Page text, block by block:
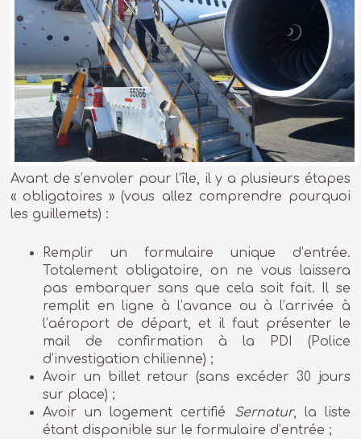
Avant de s’envoler pour l’île, il y a plusieurs étapes
« obligatoires » (vous allez comprendre pourquoi
les guillemets) :
Remplir un formulaire unique d’entrée.
Totalement obligatoire, on ne vous laissera
pas embarquer sans que cela soit fait. Il se
remplit en ligne à l’avance ou à l’arrivée à
l’aéroport de départ, et il faut présenter le
mail de confirmation à la PDI (Police
d’investigation chilienne) ;
Avoir un billet retour (sans excéder 30 jours
sur place) ;
Avoir un logement certifié Sernatur, la liste
étant disponible sur le formulaire d’entrée ;